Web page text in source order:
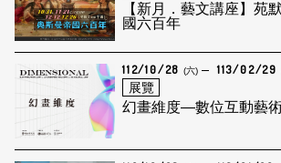
【新月．藝文講座】苑
國六百年
112/10/28 (六) 113/02/29
展覽
幻畫維度—數位互動藝